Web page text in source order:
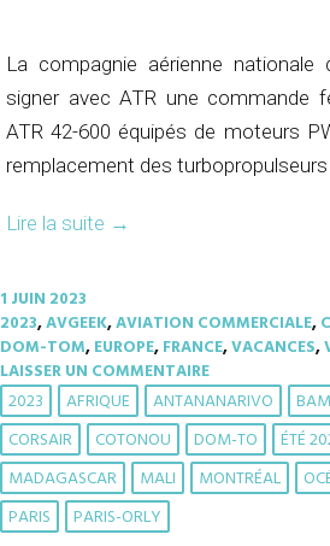
La compagnie aérienne
signer avec ATR une commande
ATR 42-600 équipés de moteurs
remplacement des turbopropulseurs
Lire la suite →
1 JUIN 2023
2023,AVGEEK,AVIATION COMMERCIALE,
DOM-TOM,EUROPE,FRANCE,VACANCES,
LAISSER UN COMMENTAIRE
2023 AFRIQUE ANTANANARIVO
CORSAIR
COTONOU DOM-TO ÉTÉ
MADAGASCAR
MALI MONTRÉAL
PARIS
PARIS-ORLY